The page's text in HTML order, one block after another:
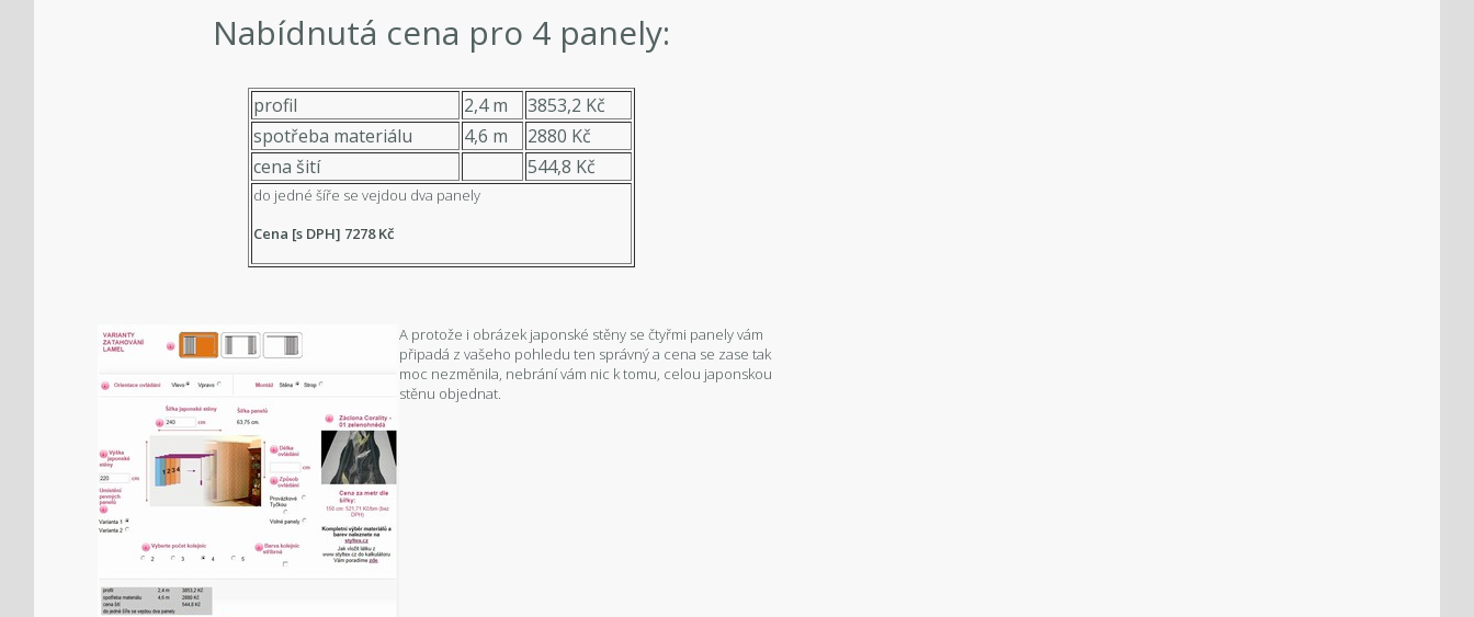
Nabídnutá cena pro 4 panely:
profil 2,4 m
3853,2 Kč
spotřeba materiálu
4,6 m
2880 Kč
cena šití
544,8 Kč
do jedné šíře se vejdou dva panely
Cena [s DPH] 7278Kč
A protože i obrázek japonské stěny se čtyřmi panely vám
připadá z vašeho pohledu ten správný a cena se zase tak
moc nezměnila, nebrání vám nic k tomu, celou japonskou
stěnu objednat.